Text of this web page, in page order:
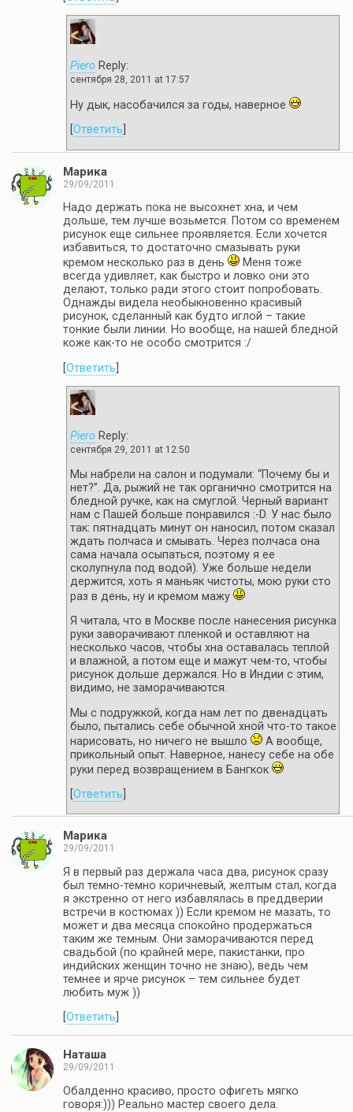
Piero Reply:
сентября 28, 2011 at 17:57
Ну дык, насобачился за годы, наверное
Ответить
Марика
29/09/2011
Надо держать пока не высохнет хна, и чем
дольше, тем лучше возьмется. Потом со временем
рисунок еще сильнее проявляется. Если хочется
избавиться, то достаточно смазывать руки
кремом несколько раз в день
Меня тоже
всегда удивляет, как быстро и ловко они это
делают, только ради этого стоит попробовать.
Однажды видела необыкновенно красивый
рисунок, сделанный как будто иглой – такие
тонкие были линии. Но вообще, на нашей бледной
коже как-то не особо смотрится :/
Ответить
Piero Reply:
сентября 29, 2011 at 12:50
Мы набрели на салон и подумали: “Почему бы и
нет?”. Да, рыжий не так органично смотрится на
бледной ручке, как на смуглой. Черный вариант
нам с Пашей больше понравился :-D. У нас было
так: пятнадцать минут он наносил, потом сказал
ждать полчаса и смывать. Через полчаса она
сама начала осыпаться, поэтому я ее
сколупнула под водой). Уже больше недели
держится, хоть я маньяк чистоты, мою руки сто
раз в день, ну и кремом мажу
Я читала, что в Москве после нанесения рисунка
руки заворачивают пленкой и оставляют на
несколько часов, чтобы хна оставалась теплой
и влажной, а потом еще и мажут чем-то, чтобы
рисунок дольше держался. Но в Индии с этим,
видимо, не заморачиваются.
Мы с подружкой, когда нам лет по двенадцать
было, пытались себе обычной хной что-то такое
нарисовать, но ничего не вышло
А вообще,
прикольный опыт. Наверное, нанесу себе на обе
руки перед возвращением в Бангкок
Ответить
Марика
29/09/2011
Я в первый раз держала часа два, рисунок сразу
был темно-темно коричневый, желтым стал, когда
я экстренно от него избавлялась в преддверии
встречи в костюмах )) Если кремом не мазать, то
может и два месяца спокойно продержаться
таким же темным. Они заморачиваются перед
свадьбой (по крайней мере, пакистанки, про
индийских женщин точно не знаю), ведь чем
темнее и ярче рисунок – тем сильнее будет
любить муж ))
Ответить
Наташа
29/09/2011
Обалденно красиво, просто офигеть мягко
говоря:))) Реально мастер своего дела.